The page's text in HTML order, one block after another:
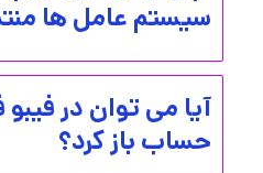
سیستم عامل ها
آیا می توان در
حساب باز کرد؟